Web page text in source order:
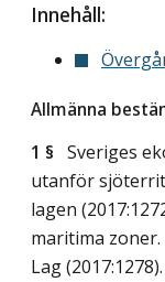
Innehåll:
Allmänna
1 § Sveriges
utanför
lagen
maritima zoner.
Lag (2017:1278).